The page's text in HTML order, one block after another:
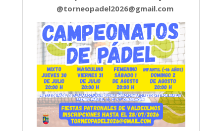
@torneopadel2026@gmail.com